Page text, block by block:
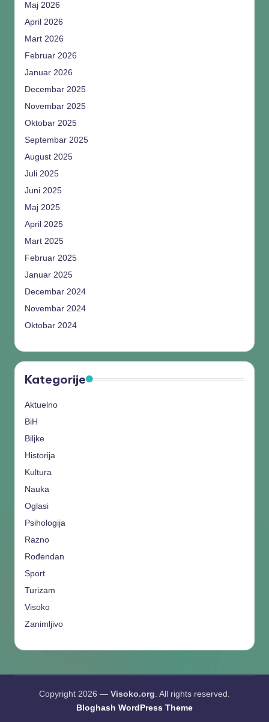
Maj 2026
April 2026
Mart 2026
Februar 2026
Januar 2026
Decembar 2025
Novembar 2025
Oktobar 2025
Septembar 2025
August 2025
Juli 2025
Juni 2025
Maj 2025
April 2025
Mart 2025
Februar 2025
Januar 2025
Decembar 2024
Novembar 2024
Oktobar 2024
Kategorije
Aktuelno
BiH
Biljke
Historija
Kultura
Nauka
Oglasi
Psihologija
Razno
Rođendan
Sport
Turizam
Visoko
Zanimljivo
Copyright 2026 — Visoko.org. All rights reserved.
Bloghash WordPress Theme